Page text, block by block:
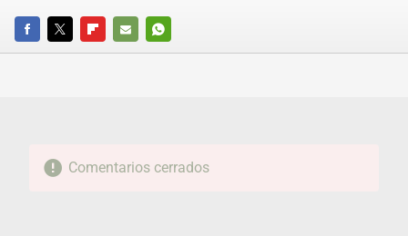
FACEBOOKTWITTERFLIPBOARD
E-
WHATSAPP
Comentarios cerrados